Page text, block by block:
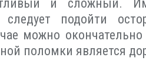
и сложный.
следует подойти
можно
поломки является